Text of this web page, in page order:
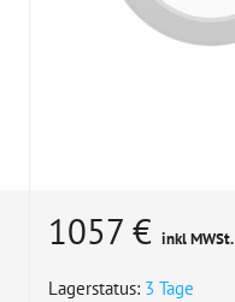
1057 €inkl MWSt.
Lagerstatus: 3 Tage